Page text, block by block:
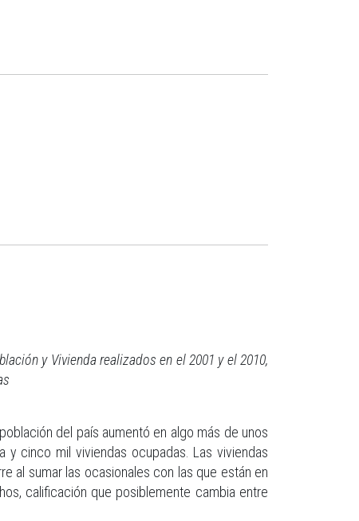
y Vivienda realizados en el 2001 y el 2010,
del país aumentó en algo más de unos
cinco mil viviendas ocupadas. Las viviendas
al sumar las ocasionales con las que están en
calificación que posiblemente cambia entre